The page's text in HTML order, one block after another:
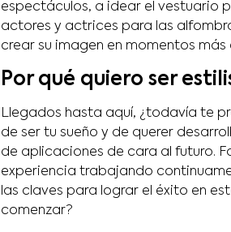
espectáculos, a idear el vestuario
actores y actrices para las
crear su imagen en momentos
Por qué quiero ser
Llegados hasta aquí, ¿todavía te
de ser tu sueño y de querer
de aplicaciones de cara al futuro.
experiencia trabajando
las claves para lograr el éxito en
comenzar?